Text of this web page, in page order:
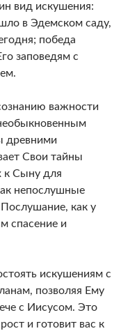
вид искушения:
в Эдемском саду,
победа
заповедям с
важности
древними
Свои тайны
к Сыну для
непослушные
как у
спасение и
искушениям с
позволяя Ему
с Иисусом. Это
и готовит вас к